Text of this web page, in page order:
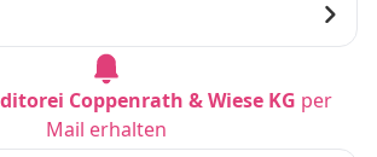
Coppenrath & Wiese KG per
Mail erhalten